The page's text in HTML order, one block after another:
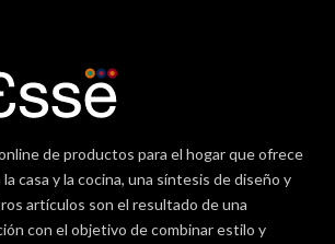
de productos para el hogar que ofrece
casa y la cocina, una síntesis de diseño y
artículos son el resultado de una
con el objetivo de combinar estilo y